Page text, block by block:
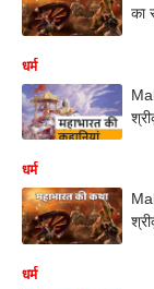
का
धर्म
धर्म
धर्म